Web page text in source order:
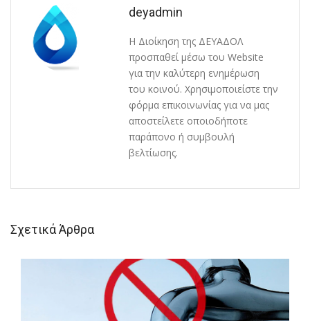
deyadmin
Η Διοίκηση της ΔΕΥΑΔΟΛ
προσπαθεί μέσω του Website
για την καλύτερη ενημέρωση
του κοινού. Χρησιμοποιείστε την
φόρμα επικοινωνίας για να μας
αποστείλετε οποιοδήποτε
παράπονο ή συμβουλή
βελτίωσης.
Σχετικά Άρθρα